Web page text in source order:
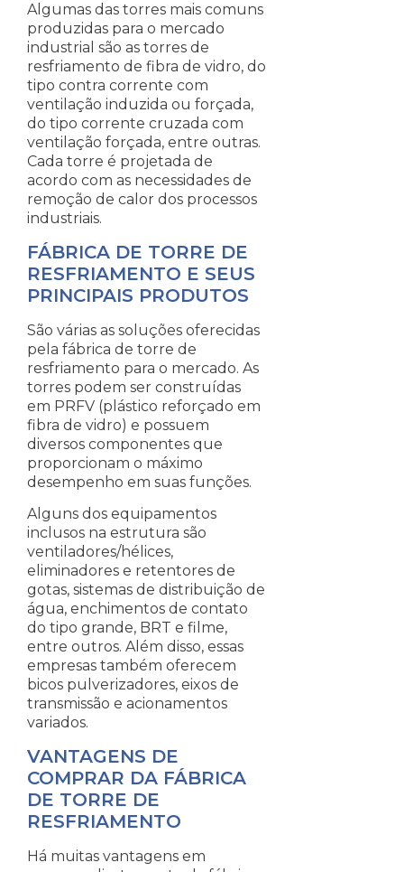
Algumas das torres mais comuns
produzidas para o mercado
industrial são as torres de
resfriamento de fibra de vidro, do
tipo contra corrente com
ventilação induzida ou forçada,
do tipo corrente cruzada com
ventilação forçada, entre outras.
Cada torre é projetada de
acordo com as necessidades de
remoção de calor dos processos
industriais.
FÁBRICA DE TORRE DE
RESFRIAMENTO E SEUS
PRINCIPAIS PRODUTOS
São várias as soluções oferecidas
pela fábrica de torre de
resfriamento para o mercado. As
torres podem ser construídas
em PRFV (plástico reforçado em
fibra de vidro) e possuem
diversos componentes que
proporcionam o máximo
desempenho em suas funções.
Alguns dos equipamentos
inclusos na estrutura são
ventiladores/hélices,
eliminadores e retentores de
gotas, sistemas de distribuição de
água, enchimentos de contato
do tipo grande, BRT e filme,
entre outros. Além disso, essas
empresas também oferecem
bicos pulverizadores, eixos de
transmissão e acionamentos
variados.
VANTAGENS DE
COMPRAR DA FÁBRICA
DE TORRE DE
RESFRIAMENTO
Há muitas vantagens em